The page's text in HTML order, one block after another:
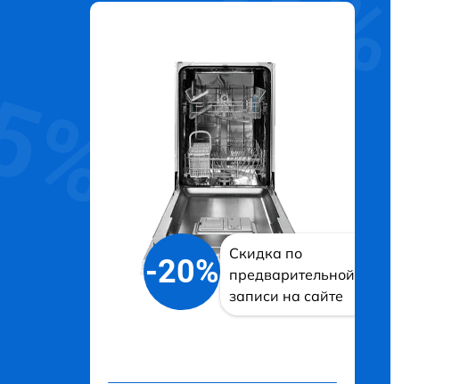
-20%
Скидка по
предварительной
записи на сайте